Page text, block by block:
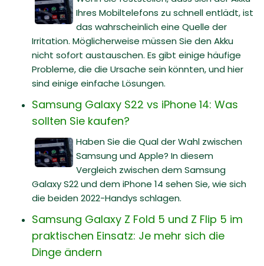
Ihres Mobiltelefons zu schnell entlädt, ist
das wahrscheinlich eine Quelle der
Irritation. Möglicherweise müssen Sie den Akku
nicht sofort austauschen. Es gibt einige häufige
Probleme, die die Ursache sein könnten, und hier
sind einige einfache Lösungen.
Samsung Galaxy S22 vs iPhone 14: Was
sollten Sie kaufen?
Haben Sie die Qual der Wahl zwischen
Samsung und Apple? In diesem
Vergleich zwischen dem Samsung
Galaxy S22 und dem iPhone 14 sehen Sie, wie sich
die beiden 2022-Handys schlagen.
Samsung Galaxy Z Fold 5 und Z Flip 5 im
praktischen Einsatz: Je mehr sich die
Dinge ändern